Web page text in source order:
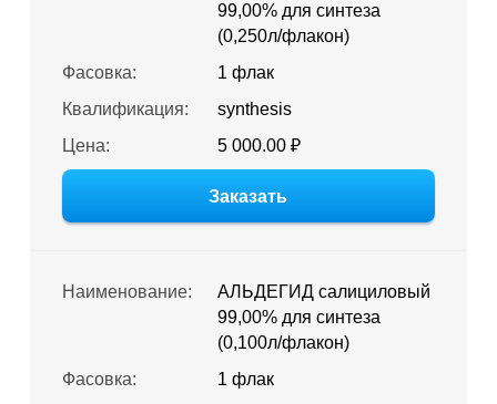
99,00% для синтеза
(0,250л/флакон)
Фасовка:
1 флак
Квалификация:
synthesis
Цена:
5 000.00 ₽
Заказать
Наименование:
АЛЬДЕГИД салициловый
99,00% для синтеза
(0,100л/флакон)
Фасовка:
1 флак